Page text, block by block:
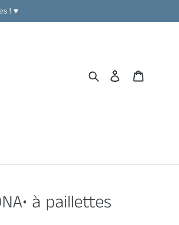
! ♥
RechercherSe connecter
à paillettes